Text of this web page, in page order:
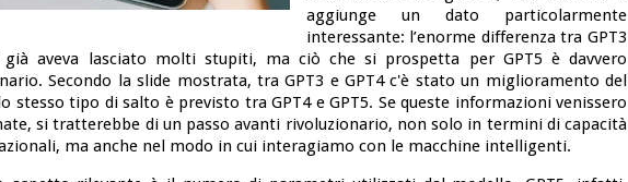
aggiunge un dato particolarmente
interessante: l’enorme differenza tra GPT3
già aveva lasciato molti stupiti, ma ciò che si prospetta per GPT5 è davvero
Secondo la slide mostrata, tra GPT3 e GPT4 c'è stato un miglioramento del
stesso tipo di salto è previsto tra GPT4 e GPT5. Se queste informazioni venissero
si tratterebbe di un passo avanti rivoluzionario, non solo in termini di capacità
ma anche nel modo in cui interagiamo con le macchine intelligenti.